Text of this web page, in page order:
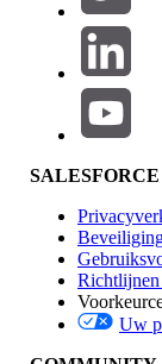
Productgebied
Invloed op
Edition
SALESFORCE
Richtlijnen
Uw